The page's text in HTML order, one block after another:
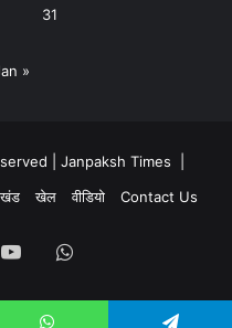
31
»
| Janpaksh Times |
खेल वीडियो Contact Us
YouTubeWhatsApp